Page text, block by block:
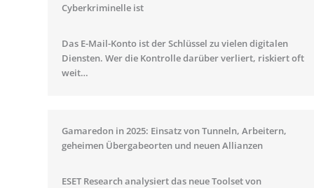
Cyberkriminelle ist
Das E-Mail-Konto ist der Schlüssel zu vielen digitalen
Diensten. Wer die Kontrolle darüber verliert, riskiert oft
weit…
Gamaredon in 2025: Einsatz von Tunneln, Arbeitern,
geheimen Übergabeorten und neuen Allianzen
ESET Research analysiert das neue Toolset von